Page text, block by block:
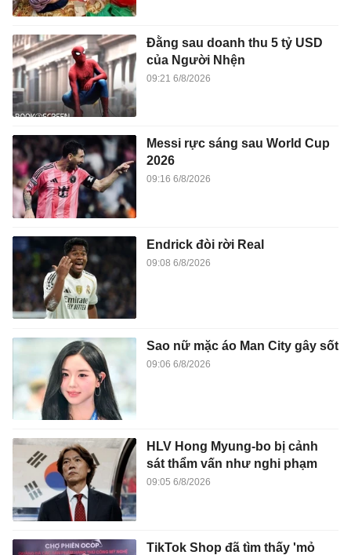
Đằng sau doanh thu 5 tỷ USD
của Người Nhện
09:21 6/8/2026
Messi rực sáng sau World Cup
2026
09:16 6/8/2026
Endrick đòi rời Real
09:08 6/8/2026
Sao nữ mặc áo Man City gây sốt
09:06 6/8/2026
HLV Hong Myung-bo bị cảnh
sát thẩm vấn như nghi phạm
09:05 6/8/2026
TikTok Shop đã tìm thấy 'mỏ